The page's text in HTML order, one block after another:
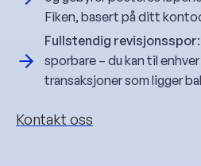
Fiken, basert på ditt
Fullstendig revisjonsspor
sporbare – du kan til
transaksjoner som ligger
Kontakt oss